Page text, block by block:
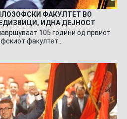
ФАКУЛТЕТ ВО
ИДНА ДЕЈНОСТ
105 години од првиот
факултет…